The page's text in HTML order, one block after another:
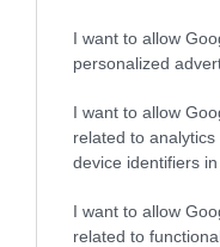
I want to allow
personalized
I want to allow
related to
device identifiers in
I want to allow
related to
Megváltozott,
ügyfélszolgálati
Sikeresen lezárult az
egységesítése, a